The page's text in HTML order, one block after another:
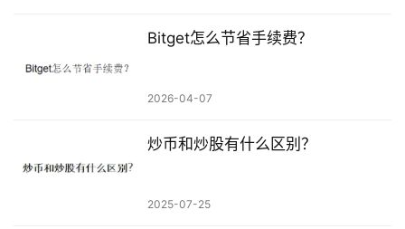
Bitget怎么节省手续费？
2026-04-07
炒币和炒股有什么区别？
2025-07-25